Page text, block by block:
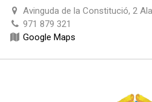
Avinguda de la Constitució, 2
971 879 321
Google Maps